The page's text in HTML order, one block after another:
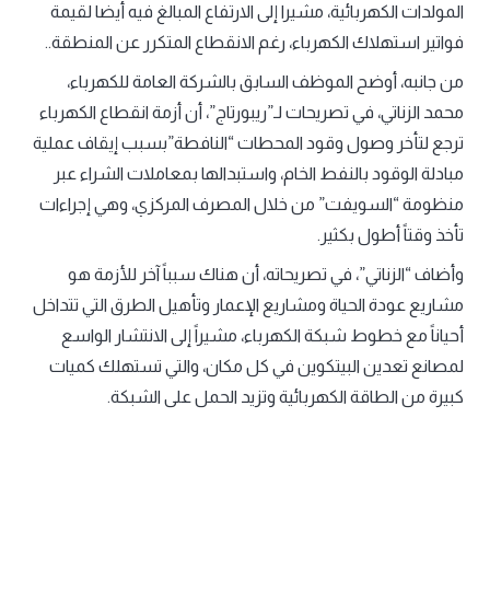
المولدات الكهربائية، مشيرا إلى الارتفاع المبالغ فيه أيضا لقيمة
فواتير استهلاك الكهرباء، رغم الانقطاع المتكرر عن المنطقة..
من جانبه، أوضح الموظف السابق بالشركة العامة للكهرباء،
محمد الزناتي، في تصريحات لـ”ريبورتاج”، أن أزمة انقطاع الكهرباء
ترجع لتأخر وصول وقود المحطات “النافطة”بسبب إيقاف عملية
مبادلة الوقود بالنفط الخام، واستبدالها بمعاملات الشراء عبر
منظومة “السويفت” من خلال المصرف المركزي، وهي إجراءات
تأخذ وقتاً أطول بكثير.
وأضاف “الزناتي”، في تصريحاته، أن هناك سبباً آخر للأزمة هو
مشاريع عودة الحياة ومشاريع الإعمار وتأهيل الطرق التي تتداخل
أحياناً مع خطوط شبكة الكهرباء، مشيراً إلى الانتشار الواسع
لمصانع تعدين البيتكوين في كل مكان، والتي تستهلك كميات
كبيرة من الطاقة الكهربائية وتزيد الحمل على الشبكة.